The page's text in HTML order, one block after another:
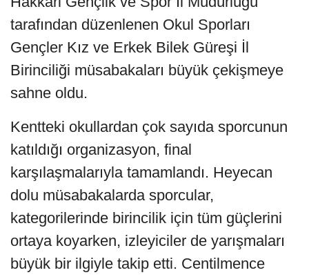
tarafından düzenlenen Okul Sporları
Gençler Kız ve Erkek Bilek Güreşi İl
Birinciliği müsabakaları büyük çekişmeye
sahne oldu.
Kentteki okullardan çok sayıda sporcunun
katıldığı organizasyon, final
karşılaşmalarıyla tamamlandı. Heyecan
dolu müsabakalarda sporcular,
kategorilerinde birincilik için tüm güçlerini
ortaya koyarken, izleyiciler de yarışmaları
büyük bir ilgiyle takip etti. Centilmence